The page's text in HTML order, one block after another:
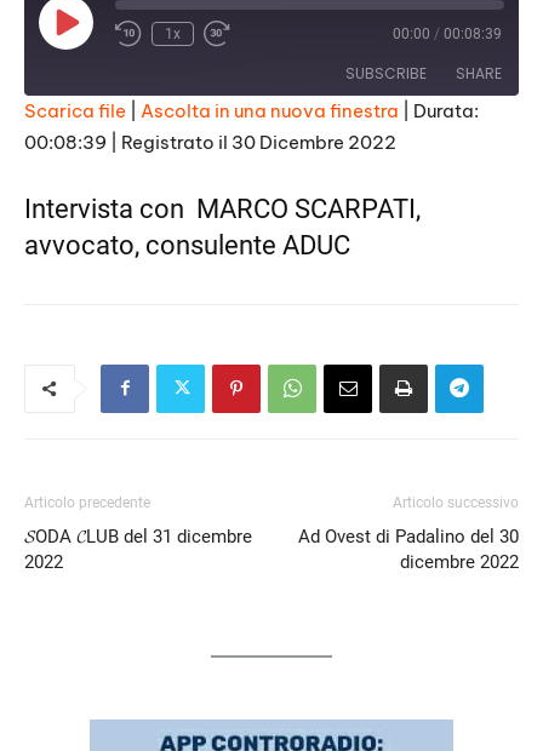
Play
Episode
1x 00:00 / 00:08:39
SUBSCRIBE SHARE
SHARE
LINK
EMBED
Scarica file Ascolta in una nuova finestra
Durata:
00:08:39
Registrato il 30 Dicembre 2022
Intervista con MARCO SCARPATI,
avvocato, consulente ADUC
Articolo precedente
𝓢ODA 𝓒LUB del 31 dicembre
2022
Articolo successivo
Ad Ovest di Padalino del 30
dicembre 2022